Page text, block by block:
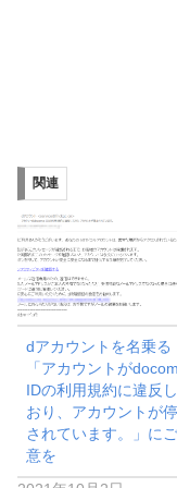
関連
dアカウントを名乗る
「アカウントが
IDの利用規約に違反
おり、アカウントが
されています。」に
意を